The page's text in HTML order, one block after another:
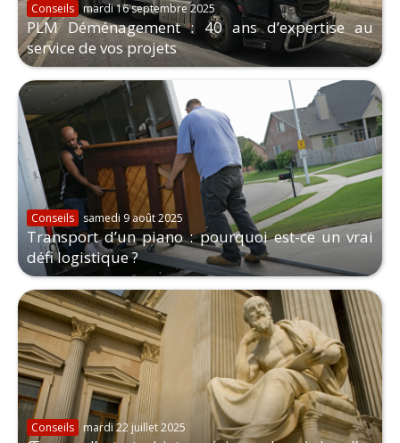
Conseils mardi 16 septembre 2025
PLM Déménagement : 40 ans d’expertise au
service de vos projets
Conseils samedi 9 août 2025
Transport d’un piano : pourquoi est-ce un vrai
défi logistique ?
Conseils mardi 22 juillet 2025